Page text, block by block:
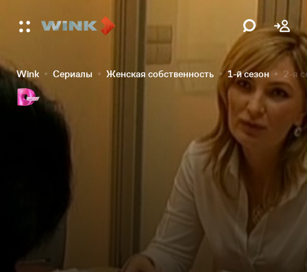
Wink Сериалы Женская собственность 1-й сезон 2-я